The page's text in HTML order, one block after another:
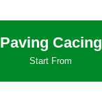
Paving Cacing
Start From